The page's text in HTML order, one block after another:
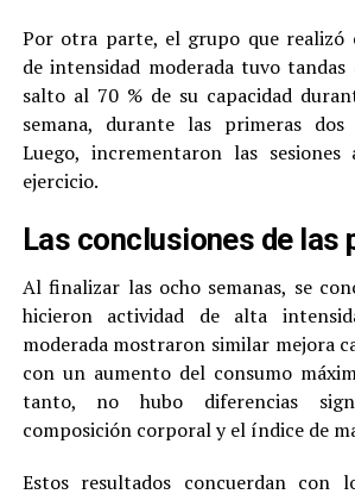
Por otra parte, el grupo que realizó
de intensidad moderada tuvo
salto al 70 % de su capacidad
semana, durante las primeras dos
Luego, incrementaron las
ejercicio.
Las conclusiones de las
Al finalizar las ocho semanas, se
hicieron actividad de alta
moderada mostraron similar mejora
con un aumento del consumo
tanto, no hubo diferencias
composición corporal y el índice de
Estos resultados concuerdan con